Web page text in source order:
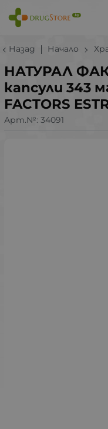
Назад Начало
НАТУРАЛ
капсули 343
FACTORS
Арт.№: 34091